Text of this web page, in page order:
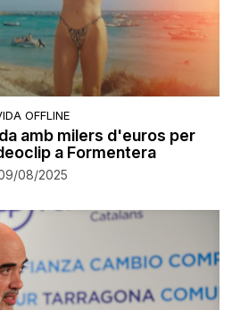
OFFLINE
amb milers d'euros per
a Formentera
08/2025